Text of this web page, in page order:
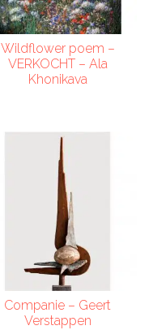
Wildflower poem –
VERKOCHT – Ala
Khonikava
Companie – Geert
Verstappen